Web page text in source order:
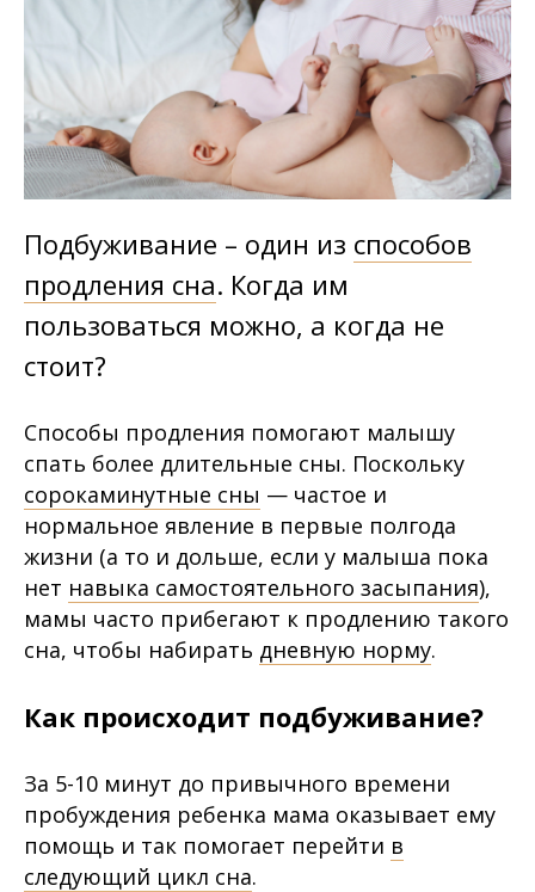
Подбуживание – один из способов
продления сна. Когда им
пользоваться можно, а когда не
стоит?
Способы продления помогают малышу
спать более длительные сны. Поскольку
сорокаминутные сны — частое и
нормальное явление в первые полгода
жизни (а то и дольше, если у малыша пока
нет навыка самостоятельного засыпания),
мамы часто прибегают к продлению такого
сна, чтобы набирать дневную норму.
Как происходит подбуживание?
За 5-10 минут до привычного времени
пробуждения ребенка мама оказывает ему
помощь и так помогает перейти в
следующий цикл сна.